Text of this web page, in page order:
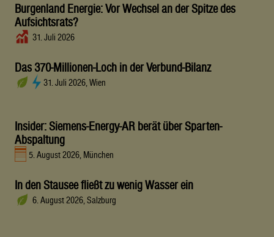
Burgenland Energie: Vor Wechsel an der Spitze des
Aufsichtsrats?
31. Juli 2026
Das 370-Millionen-Loch in der Verbund-Bilanz
31. Juli 2026, Wien
Insider: Siemens-Energy-AR berät über Sparten-
Abspaltung
5. August 2026, München
In den Stausee fließt zu wenig Wasser ein
6. August 2026, Salzburg